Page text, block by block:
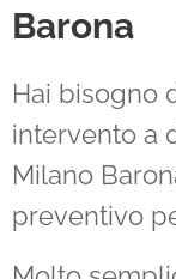
Barona
Hai bisogno
intervento a
Milano
preventivo